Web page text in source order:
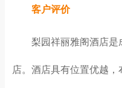
客户评价
梨园祥丽雅阁酒店是
店。酒店具有位置优越